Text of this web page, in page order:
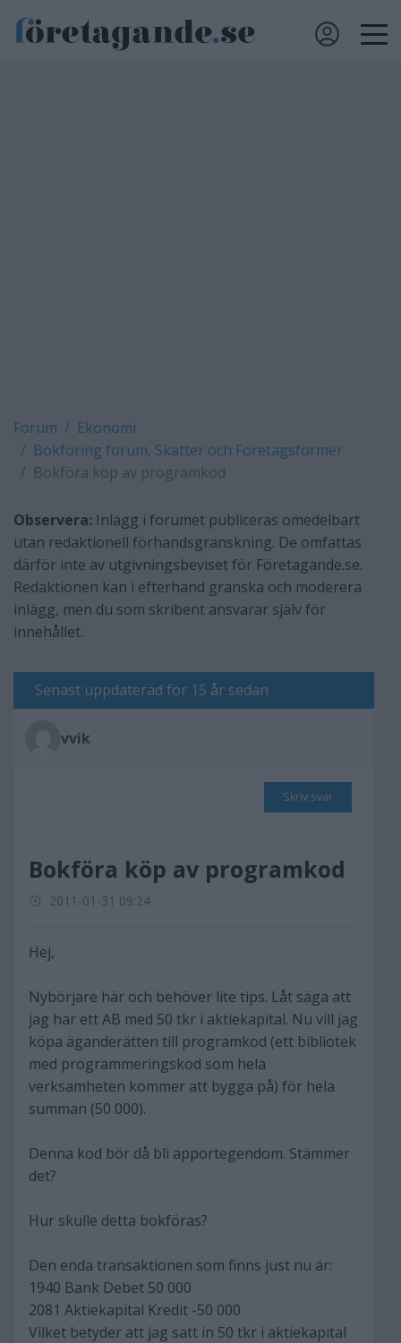
Forum
Ekonomi
Bokföring forum, Skatter och Företagsformer
Bokföra köp av programkod
Observera: Inlägg i forumet publiceras omedelbart
utan redaktionell förhandsgranskning. De omfattas
därför inte av utgivningsbeviset för Företagande.se.
Redaktionen kan i efterhand granska och moderera
inlägg, men du som skribent ansvarar själv för
innehållet.
Senast uppdaterad för 15 år sedan
vvik
Skriv svar
Bokföra köp av programkod
2011-01-31 09:24
Hej,
Nybörjare här och behöver lite tips. Låt säga att
jag har ett AB med 50 tkr i aktiekapital. Nu vill jag
köpa äganderätten till programkod (ett bibliotek
med programmeringskod som hela
verksamheten kommer att bygga på) för hela
summan (50 000).
Denna kod bör då bli apportegendom. Stämmer
det?
Hur skulle detta bokföras?
Den enda transaktionen som finns just nu är:
1940 Bank Debet 50 000
2081 Aktiekapital Kredit -50 000
Vilket betyder att jag satt in 50 tkr i aktiekapital